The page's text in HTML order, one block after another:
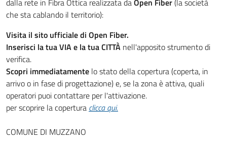
dalla rete in Fibra Ottica realizzata daOpen Fiber(la società
che sta cablando il territorio):
Visita il sito ufficiale di Open Fiber.
Inserisci la tua VIA e la tua CITTÀ nell'apposito strumento di
verifica.
Scopri immediatamente lo stato della copertura (coperta, in
arrivo o in fase di progettazione) e, se la zona è attiva, quali
operatori puoi contattare per l'attivazione.
per scoprire la copertura clicca qui.
COMUNE DI MUZZANO